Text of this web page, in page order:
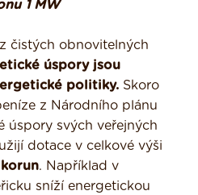
1 MW
čistých obnovitelných
úspory jsou
politiky. Skoro
z Národního plánu
úspory svých veřejných
dotace v celkové výši
. Například v
sníží energetickou